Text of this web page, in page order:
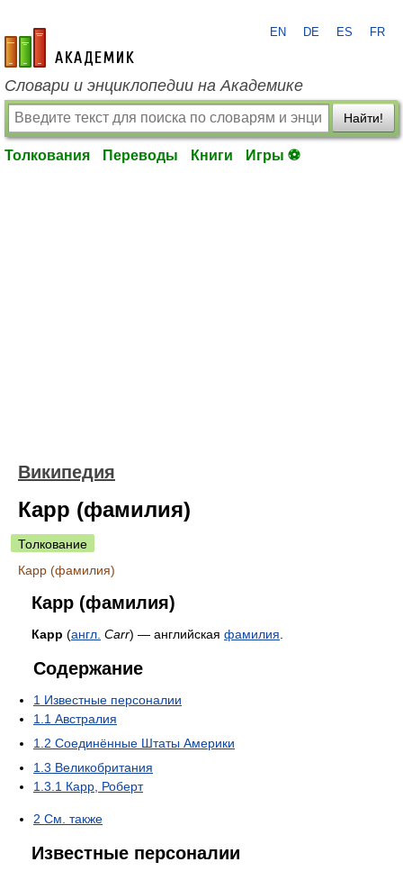
academic.ru
EN DE ES FR
Словари и энциклопедии на Академике
Найти!
Толкования Переводы Книги Игры ⚽
Википедия
Карр (фамилия)
Толкование
Карр (фамилия)
Карр (фамилия)
Карр (англ. Carr) — английская фамилия
Содержание
1 Известные персоналии
1.1 Австралия
1.2 Соединённые Штаты Америки
1.3 Великобритания
1.3.1 Карр, Роберт
2 См. также
Известные персоналии